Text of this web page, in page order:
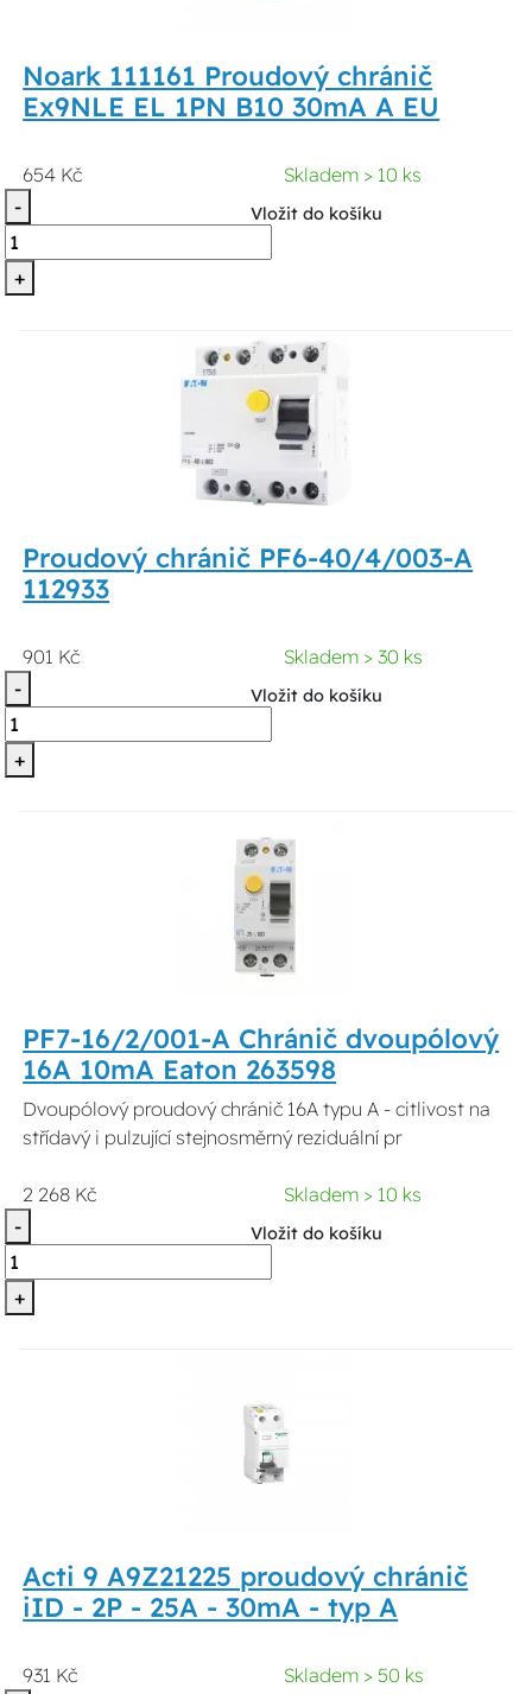
Noark 111161 Proudový chránič
Ex9NLE EL 1PN B10 30mA A EU
654 Kč
Skladem > 10 ks
-
+
Vložit do košíku
Proudový chránič PF6-40/4/003-A
112933
901 Kč
Skladem > 30 ks
-
+
Vložit do košíku
PF7-16/2/001-A Chránič dvoupólový
16A 10mA Eaton 263598
Dvoupólový proudový chránič 16A typu A - citlivost na
střídavý i pulzující stejnosměrný reziduální pr
2 268 Kč
Skladem > 10 ks
-
+
Vložit do košíku
Acti 9 A9Z21225 proudový chránič
iID - 2P - 25A - 30mA - typ A
931 Kč Skladem > 50 ks